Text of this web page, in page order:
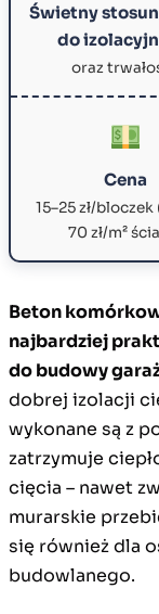
Świetny
do
oraz
Cena
15–25 zł/
70 zł/m²
Beton
najbardziej
do budowy
dobrej izolacji
wykonane są z
zatrzymuje
cięcia – nawet
murarskie
się również dla
budowlanego.